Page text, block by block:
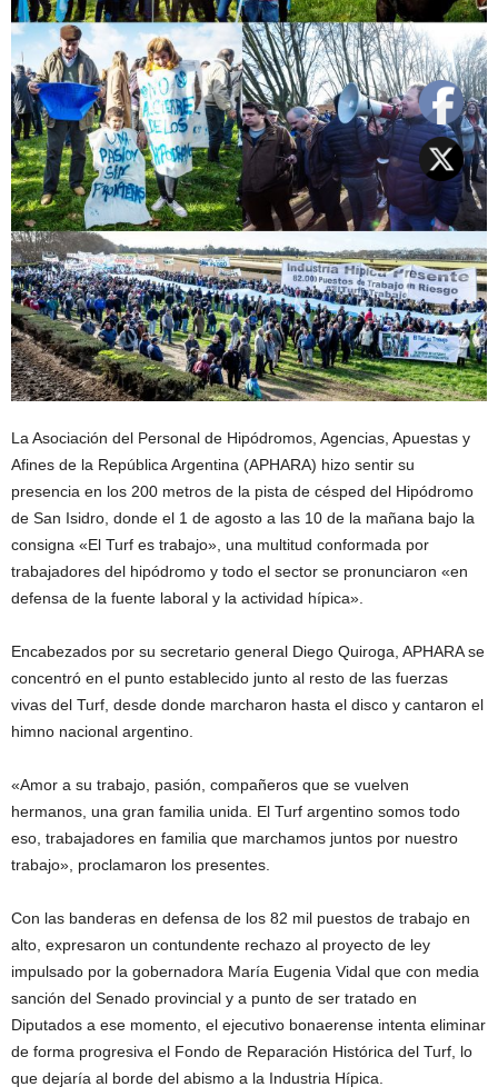
La Asociación del Personal de Hipódromos, Agencias, Apuestas y
Afines de la República Argentina (APHARA) hizo sentir su
presencia en los 200 metros de la pista de césped del Hipódromo
de San Isidro, donde el 1 de agosto a las 10 de la mañana bajo la
consigna «El Turf es trabajo», una multitud conformada por
trabajadores del hipódromo y todo el sector se pronunciaron «en
defensa de la fuente laboral y la actividad hípica».
Encabezados por su secretario general Diego Quiroga, APHARA se
concentró en el punto establecido junto al resto de las fuerzas
vivas del Turf, desde donde marcharon hasta el disco y cantaron el
himno nacional argentino.
«Amor a su trabajo, pasión, compañeros que se vuelven
hermanos, una gran familia unida. El Turf argentino somos todo
eso, trabajadores en familia que marchamos juntos por nuestro
trabajo», proclamaron los presentes.
Con las banderas en defensa de los 82 mil puestos de trabajo en
alto, expresaron un contundente rechazo al proyecto de ley
impulsado por la gobernadora María Eugenia Vidal que con media
sanción del Senado provincial y a punto de ser tratado en
Diputados a ese momento, el ejecutivo bonaerense intenta eliminar
de forma progresiva el Fondo de Reparación Histórica del Turf, lo
que dejaría al borde del abismo a la Industria Hípica.